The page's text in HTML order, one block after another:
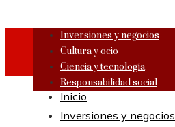
Inversiones y negocios
Cultura y ocio
Ciencia y tecnología
Responsabilidad social
Inicio
Inversiones y negocios